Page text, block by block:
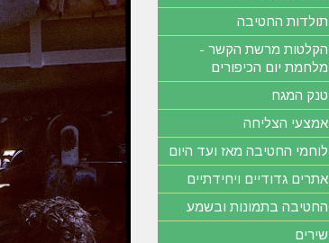
תולדות החטיבה
הקלטות מרשת הקשר -
מלחמת יום הכיפורים
טנק המגח
אמצעי הצליחה
לוחמי החטיבה מאז ועד היום
אתרים גדודיים ויחידתיים
החטיבה בתמונות ובשמע
שירים